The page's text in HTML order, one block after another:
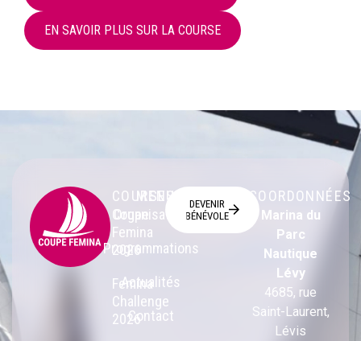
EN SAVOIR PLUS SUR LA COURSE
COURSES
Coupe
Femina
2026
Femina
Challenge
2026
MENU
Organisation
Programmations
Actualités
Contact
DEVENIR
BÉNÉVOLE
COORDONNÉES
Marina du
Parc
Nautique
Lévy
4685, rue
Saint-Laurent,
Lévis